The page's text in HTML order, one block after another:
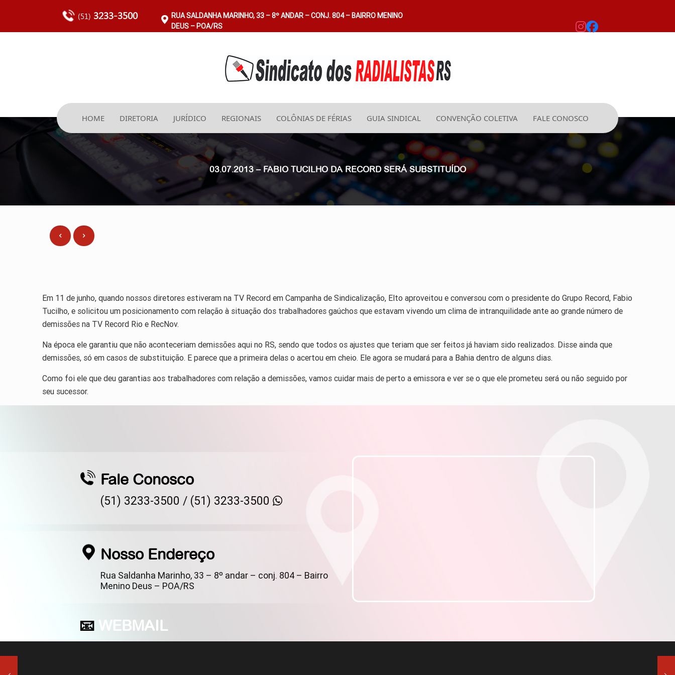
(51) 3233-3500
RUA SALDANHA MARINHO, 33 – 8º ANDAR – CONJ. 804 – BAIRRO MENINO
DEUS – POA/RS
HOME DIRETORIA JURÍDICO REGIONAIS COLÔNIAS DE FÉRIAS GUIA SINDICAL CONVENÇÃO COLETIVA FALE CONOSCO
03.07.2013 – FABIO TUCILHO DA RECORD SERÁ SUBSTITUÍDO
Em 11 de junho, quando nossos diretores estiveram na TV Record em Campanha de Sindicalização, Elto aproveitou e conversou com o presidente do Grupo Record, Fabio
Tucilho, e solicitou um posicionamento com relação à situação dos trabalhadores gaúchos que estavam vivendo um clima de intranquilidade ante ao grande número de
demissões na TV Record Rio e RecNov.
Na época ele garantiu que não aconteceriam demissões aqui no RS, sendo que todos os ajustes que teriam que ser feitos já haviam sido realizados. Disse ainda que
demissões, só em casos de substituição. E parece que a primeira delas o acertou em cheio. Ele agora se mudará para a Bahia dentro de alguns dias.
Como foi ele que deu garantias aos trabalhadores com relação a demissões, vamos cuidar mais de perto a emissora e ver se o que ele prometeu será ou não seguido por
seu sucessor.
Fale Conosco
(51) 3233-3500 / (51) 3233-3500
Nosso Endereço
Rua Saldanha Marinho, 33 – 8º andar – conj. 804 – Bairro
Menino Deus – POA/RS
📧 WEBMAIL